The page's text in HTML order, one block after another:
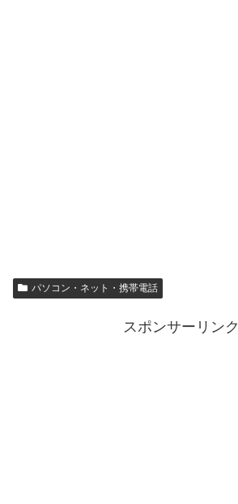
パソコン・ネット・携帯電話
スポンサーリンク